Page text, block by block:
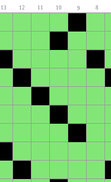
8
9
10
11
12
13